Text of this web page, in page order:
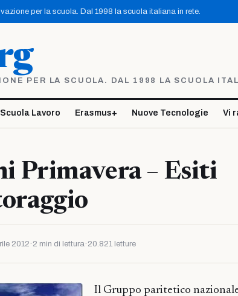
per la scuola. Dal 1998 la scuola italiana in rete.
PER LA SCUOLA. DAL 1998 LA SCUOLA
Lavoro Erasmus+ Nuove Tecnologie Vi
Primavera – Esiti
2012 · 2 min di lettura· 20.821 letture
Il Gruppo paritetico